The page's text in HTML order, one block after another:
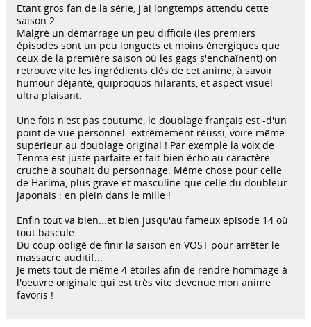
Etant gros fan de la série, j'ai longtemps attendu cette
saison 2.
Malgré un démarrage un peu difficile (les premiers
épisodes sont un peu longuets et moins énergiques que
ceux de la première saison où les gags s'enchaînent) on
retrouve vite les ingrédients clés de cet anime, à savoir
humour déjanté, quiproquos hilarants, et aspect visuel
ultra plaisant.
Une fois n'est pas coutume, le doublage français est -d'un
point de vue personnel- extrêmement réussi, voire même
supérieur au doublage original ! Par exemple la voix de
Tenma est juste parfaite et fait bien écho au caractère
cruche à souhait du personnage. Même chose pour celle
de Harima, plus grave et masculine que celle du doubleur
japonais : en plein dans le mille !
Enfin tout va bien...et bien jusqu'au fameux épisode 14 où
tout bascule...
Du coup obligé de finir la saison en VOST pour arrêter le
massacre auditif...
Je mets tout de même 4 étoiles afin de rendre hommage à
l'oeuvre originale qui est très vite devenue mon anime
favoris !